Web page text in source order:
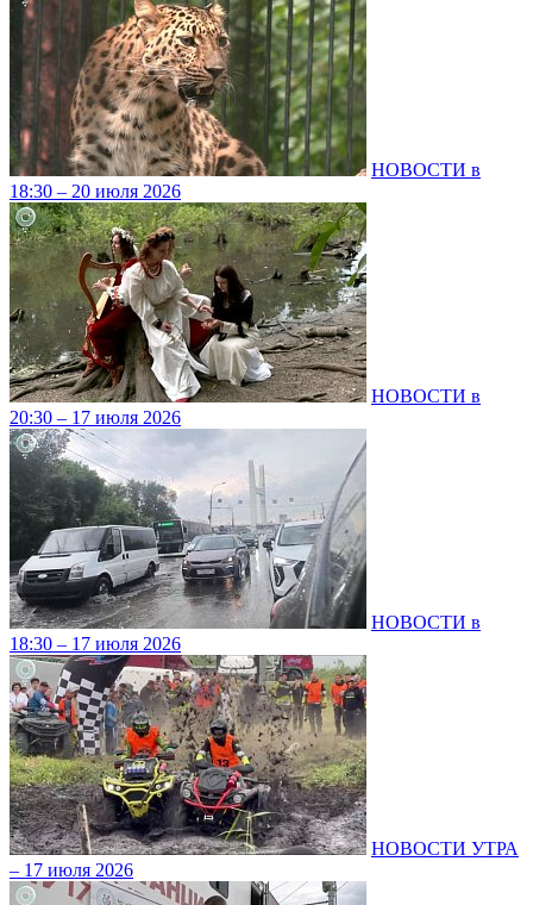
НОВОСТИ в
18:30 – 20 июля 2026
НОВОСТИ в
20:30 – 17 июля 2026
НОВОСТИ в
18:30 – 17 июля 2026
НОВОСТИ УТРА
– 17 июля 2026